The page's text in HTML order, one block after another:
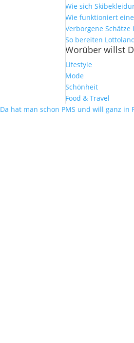
Wie sich
Wie funktioniert
Verborgene
So bereiten
Worüber willst
Lifestyle
Mode
Schönheit
Food & Travel
Da hat man schon PMS und will ganz in